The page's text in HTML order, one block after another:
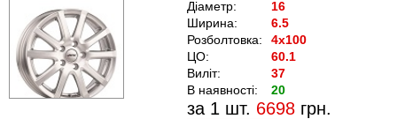
Діаметр:
16
Ширина:
6.5
Розболтовка:
4x100
ЦО:
60.1
Виліт:
37
В наявності:
20
за 1 шт. 6698 грн.